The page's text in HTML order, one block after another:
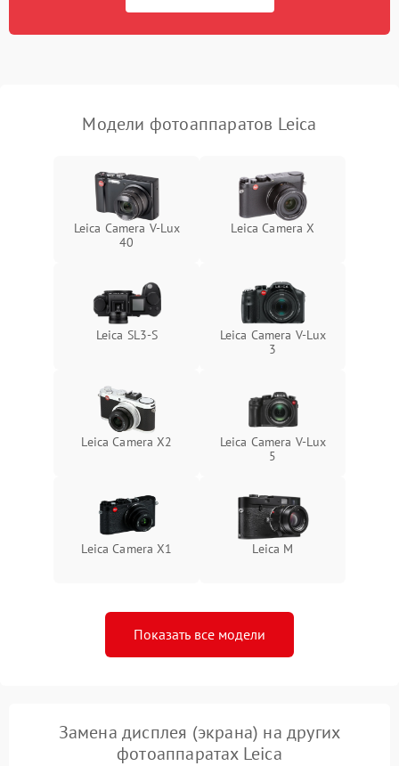
Модели фотоаппаратов Leica
Leica Camera V-Lux
40
Leica Camera X
Leica SL3‑S
Leica Camera V-Lux
3
Leica Camera X2
Leica Camera V-Lux
5
Leica Camera X1 Leica M
Показать все модели
Замена дисплея (экрана) на других
фотоаппаратах Leica